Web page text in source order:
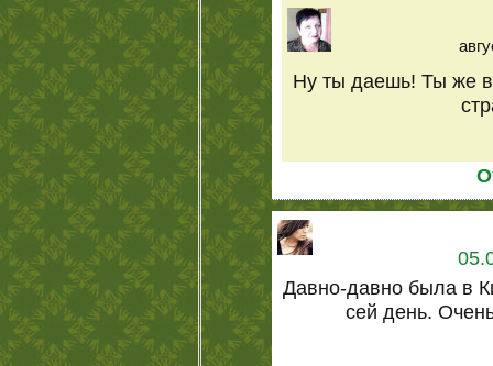
Ну ты даешь! Ты же в
Давно-давно была в
сей день.